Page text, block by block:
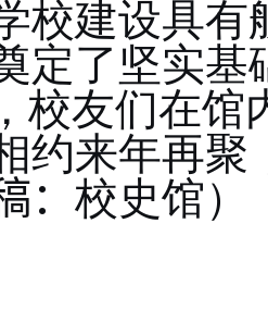
校建设具有
定了坚实基
校友们在馆
约来年再聚
： 校史馆）